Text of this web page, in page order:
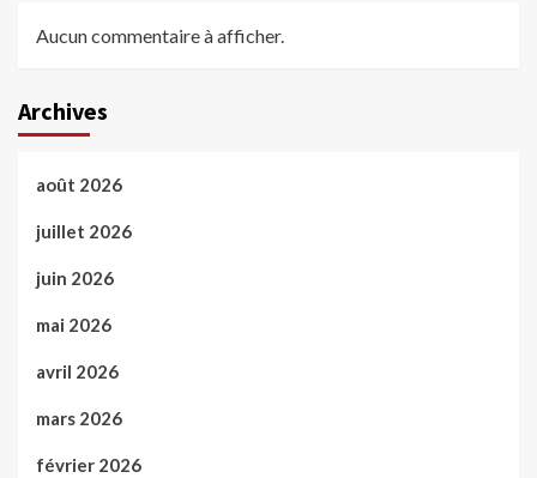
Aucun commentaire à afficher.
Archives
août 2026
juillet 2026
juin 2026
mai 2026
avril 2026
mars 2026
février 2026